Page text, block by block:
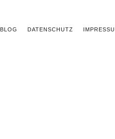
BLOG DATENSCHUTZ